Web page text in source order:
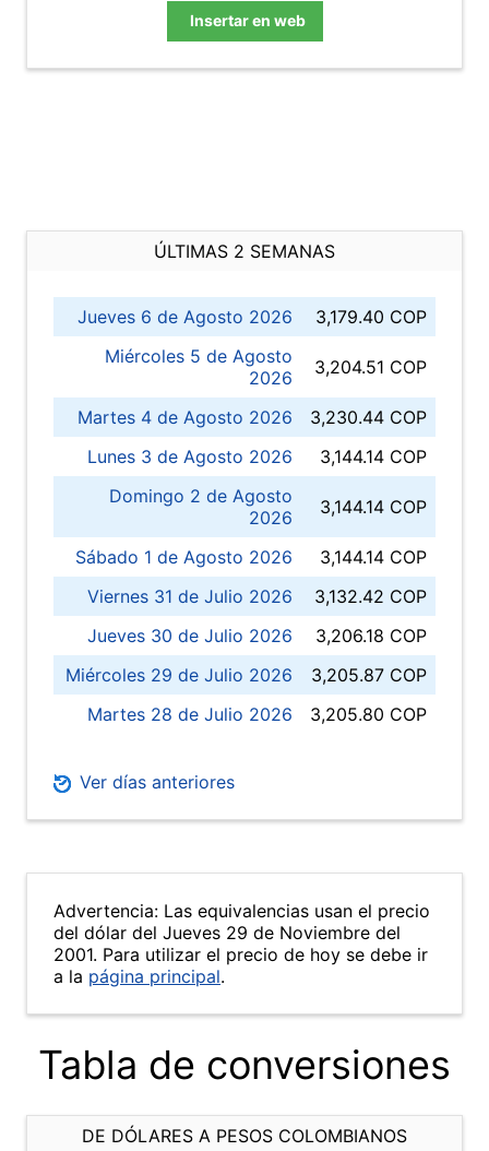
Insertar en web
ÚLTIMAS 2 SEMANAS
Jueves 6 de Agosto 2026
3,179.40 COP
Miércoles 5 de Agosto
2026
3,204.51 COP
Martes 4 de Agosto 2026
3,230.44 COP
Lunes 3 de Agosto 2026
3,144.14 COP
Domingo 2 de Agosto
2026
3,144.14 COP
Sábado 1 de Agosto 2026
3,144.14 COP
Viernes 31 de Julio 2026
3,132.42 COP
Jueves 30 de Julio 2026
3,206.18 COP
Miércoles 29 de Julio 2026
3,205.87 COP
Martes 28 de Julio 2026
3,205.80 COP
Ver días anteriores
Advertencia: Las equivalencias usan el precio
del dólar del Jueves 29 de Noviembre del
2001. Para utilizar el precio de hoy se debe ir
a la página principal.
Tabla de conversiones
DE DÓLARES A PESOS COLOMBIANOS